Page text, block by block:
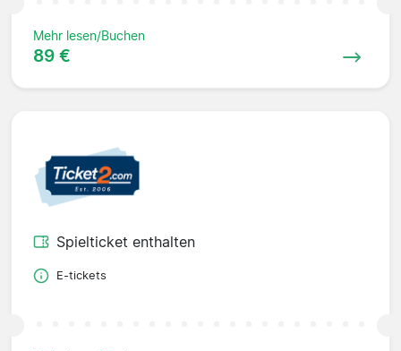
Mehr lesen/Buchen
89 €
Spielticket enthalten
E-tickets